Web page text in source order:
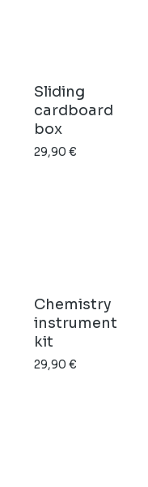
Sliding
cardboard
box
29,90€
Chemistry
instrument
kit
29,90€